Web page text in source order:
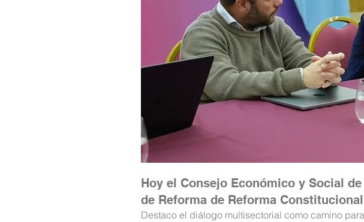
Hoy el Consejo Económico y Social
de Reforma de Reforma
Destaco el diálogo multisectorial como camino